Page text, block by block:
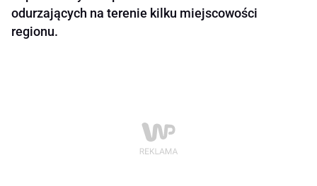
odurzających na terenie kilku miejscowości
regionu.